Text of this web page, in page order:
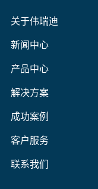
关于伟瑞迪
新闻中心
产品中心
解决方案
成功案例
客户服务
联系我们